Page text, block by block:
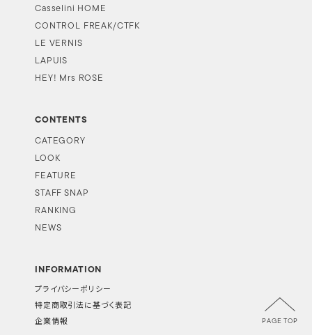
Casselini HOME
CONTROL FREAK/CTFK
LE VERNIS
LAPUIS
HEY! Mrs ROSE
CONTENTS
CATEGORY
LOOK
FEATURE
STAFF SNAP
RANKING
NEWS
INFORMATION
プライバシーポリシー
特定商取引法に基づく表記
企業情報 PAGE TOP